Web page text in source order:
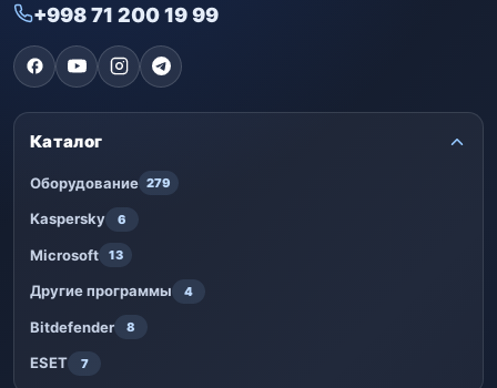
+998 71 200 19 99
Каталог
Оборудование 279
Kaspersky 6
Microsoft 13
Другие программы 4
Bitdefender 8
ESET 7